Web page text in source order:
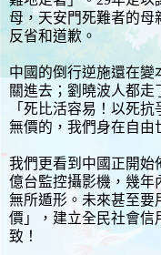
母，天安門死難者的母
反省和道歉。
中國的倒行逆施還在變
關進去；劉曉波人都走
「死比活容易！以死
無價的，我們身在自由
我們更看到中國正開
億台監控攝影機，幾年
無所遁形。未來甚至要
價」，建立全民社會信
致！